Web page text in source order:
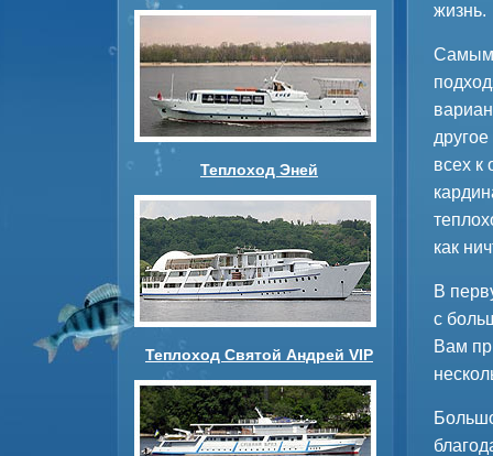
Теплоход Эней
Теплоход Святой Андрей VIP
жизнь.
Самым
всех
как
В
с
Вам